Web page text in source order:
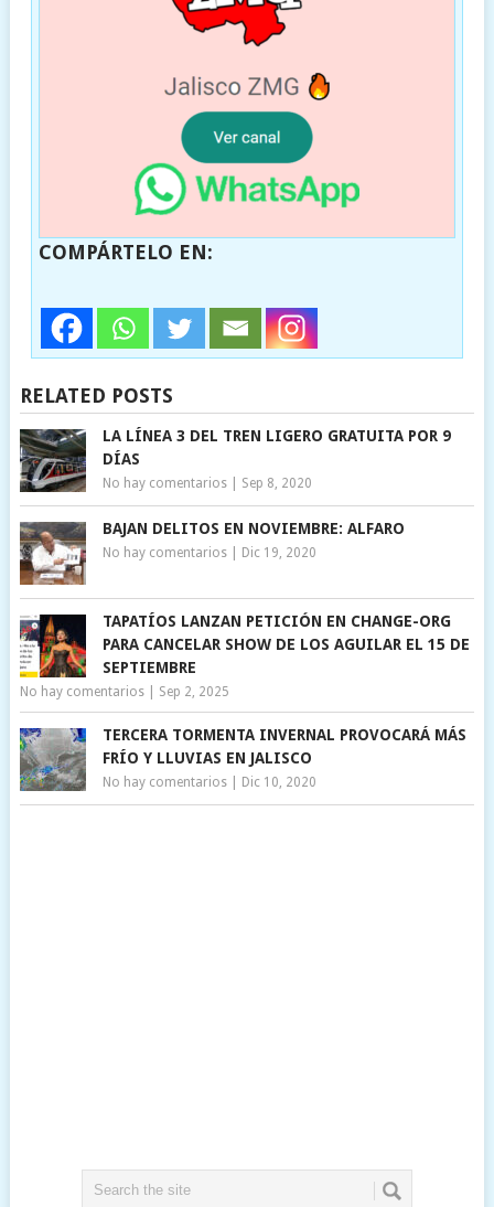
COMPÁRTELO EN:
RELATED POSTS
LA LÍNEA 3 DEL TREN LIGERO GRATUITA POR 9
DÍAS
No hay comentarios| Sep 8, 2020
BAJAN DELITOS EN NOVIEMBRE: ALFARO
No hay comentarios| Dic 19, 2020
TAPATÍOS LANZAN PETICIÓN EN CHANGE-ORG
PARA CANCELAR SHOW DE LOS AGUILAR EL 15 DE
SEPTIEMBRE
No hay comentarios| Sep 2, 2025
TERCERA TORMENTA INVERNAL PROVOCARÁ MÁS
FRÍO Y LLUVIAS EN JALISCO
No hay comentarios| Dic 10, 2020